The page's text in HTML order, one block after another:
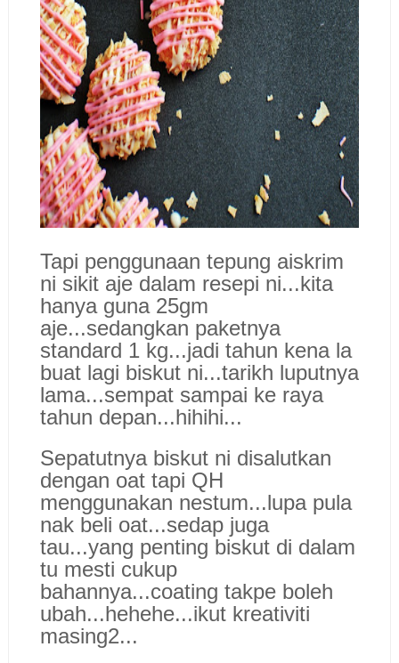
Tapi penggunaan tepung aiskrim
ni sikit aje dalam resepi ni...kita
hanya guna 25gm
aje...sedangkan paketnya
standard 1 kg...jadi tahun kena la
buat lagi biskut ni...tarikh luputnya
lama...sempat sampai ke raya
tahun depan...hihihi...
Sepatutnya biskut ni disalutkan
dengan oat tapi QH
menggunakan nestum...lupa pula
nak beli oat...sedap juga
tau...yang penting biskut di dalam
tu mesti cukup
bahannya...coating takpe boleh
ubah...hehehe...ikut kreativiti
masing2...